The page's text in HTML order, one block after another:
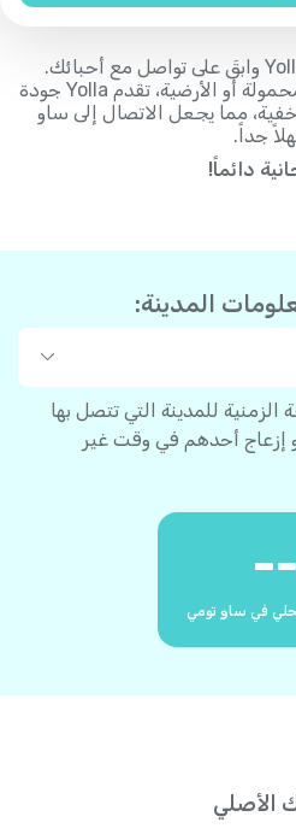
استمتع بأسعار مناسبة مع Yolla وابقَ على تواصل مع أحبائك.
سواء كنت تتصل بالهواتف المحمولة أو الأرضية، تقدم Yolla جودة
مما يجعل الاتصال إلى ساو
جداً.
المدينة:
للمدينة التي تتصل بها
إزعاج أحدهم في وقت غير
في ساو تومي
الأصلي